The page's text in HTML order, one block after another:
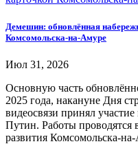
Демешин: обновлённая
Комсомольска-на-Амуре
Июл 31, 2026
Основную часть
2025 года, накануне Дня
видеосвязи принял
Путин. Работы проводятся
развития Комсомольска-